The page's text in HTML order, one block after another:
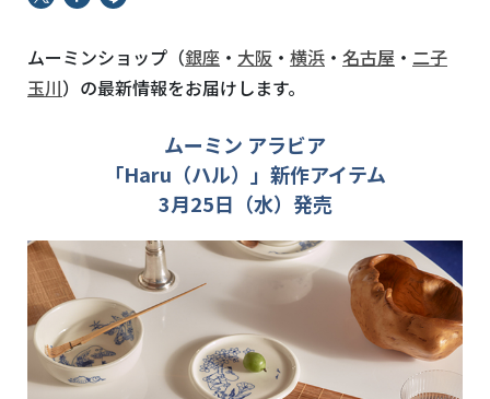
ムーミンショップ（銀座 ・ 大阪 ・ 横浜 ・ 名古屋 ・ 二子
玉川）の最新情報をお届けします。
ムーミン アラビア
「Haru（ハル）」新作アイテム
3月25日（水）発売